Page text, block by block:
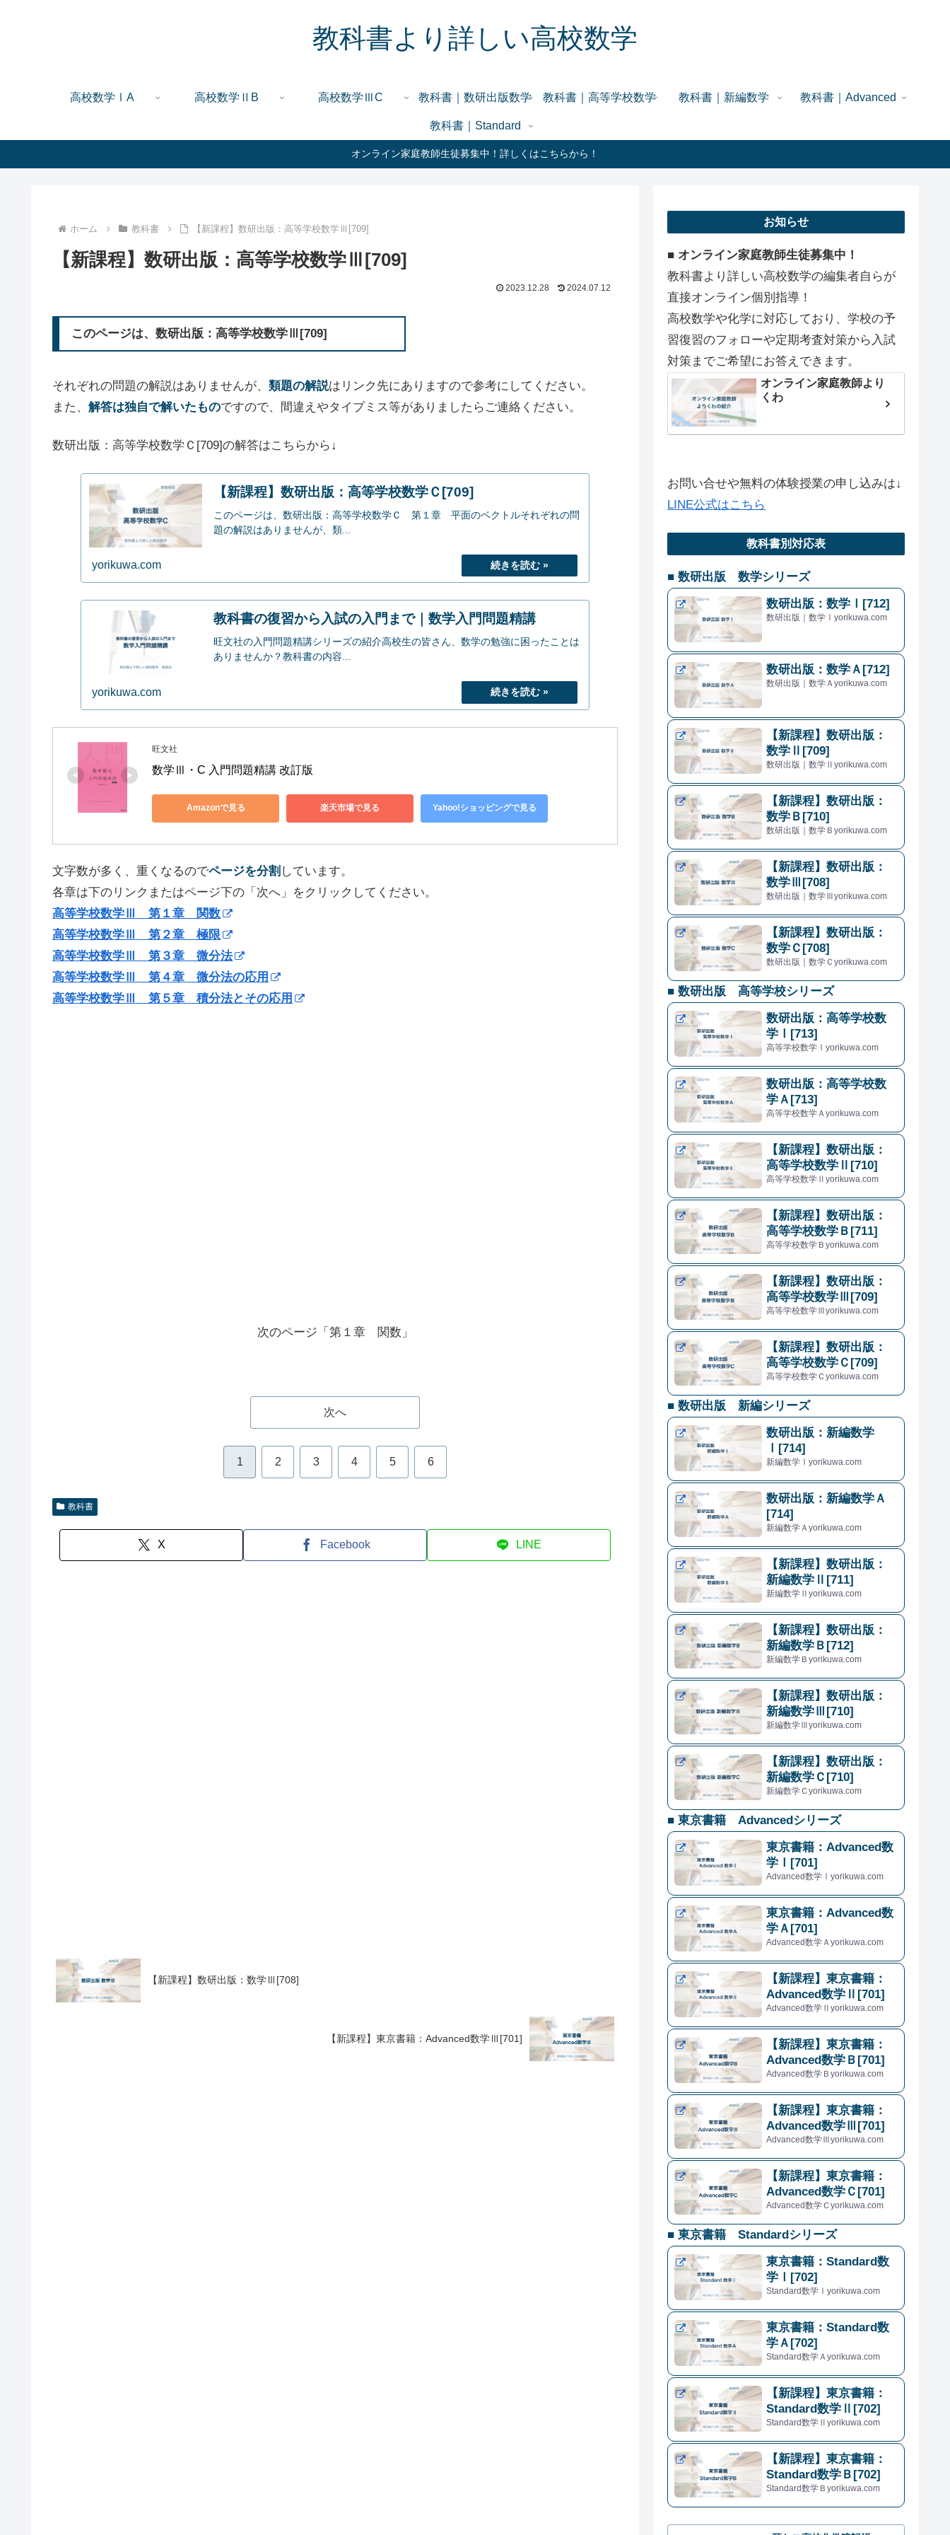
教科書より詳しい高校数学
高校数学ⅠA 高校数学ⅡB 高校数学ⅢC 教科書｜数研出版数学 教科書｜高等学校数学 教科書｜新編数学 教科書｜Advanced
教科書｜Standard
オンライン家庭教師生徒募集中！詳しくはこちらから！
ホーム 教科書 【新課程】数研出版：高等学校数学Ⅲ[709]
【新課程】数研出版：高等学校数学Ⅲ[709]
2023.12.28 2024.07.12
このページは、数研出版：高等学校数学Ⅲ[709]
それぞれの問題の解説はありませんが、 類題の解説はリンク先にありますので参考にしてください。
また、 解答は独自で解いたものですので、間違えやタイプミス等がありましたらご連絡ください。
数研出版：高等学校数学Ｃ[709]の解答はこちらから↓
【新課程】数研出版：高等学校数学Ｃ[709]
このページは、数研出版：高等学校数学Ｃ 第１章 平面のベクトルそれぞれの問
題の解説はありませんが、類...
yorikuwa.com
教科書の復習から入試の入門まで｜数学入門問題精講
旺文社の入門問題精講シリーズの紹介高校生の皆さん、数学の勉強に困ったことは
ありませんか？教科書の内容...
yorikuwa.com
旺文社
数学Ⅲ・C 入門問題精講 改訂版
Amazonで見る 楽天市場で見る Yahoo!ショッピングで見る
文字数が多く、重くなるのでページを分割 しています。
各章は下のリンクまたはページ下の「次へ」をクリックしてください。
高等学校数学Ⅲ 第１章 関数
高等学校数学Ⅲ 第２章 極限
高等学校数学Ⅲ 第３章 微分法
高等学校数学Ⅲ 第４章 微分法の応用
高等学校数学Ⅲ 第５章 積分法とその応用
次のページ「第１章 関数」
次へ
1 2 3 4 5 6
教科書
X Facebook LINE
【新課程】数研出版：数学Ⅲ[708]
【新課程】東京書籍：Advanced数学Ⅲ[701]
お知らせ
■ オンライン家庭教師生徒募集中！
教科書より詳しい高校数学の編集者自らが
直接オンライン個別指導！
高校数学や化学に対応しており、学校の予
習復習のフォローや定期考査対策から入試
対策までご希望にお答えできます。
オンライン家庭教師より
くわ
お問い合せや無料の体験授業の申し込みは↓
LINE公式はこちら
教科書別対応表
■ 数研出版 数学シリーズ
数研出版：数学Ⅰ[712]
数研出版｜数学Ⅰyorikuwa.com
数研出版：数学Ａ[712]
数研出版｜数学Ａyorikuwa.com
【新課程】数研出版：
数学Ⅱ[709]
数研出版｜数学Ⅱyorikuwa.com
【新課程】数研出版：
数学Ｂ[710]
数研出版｜数学Ｂyorikuwa.com
【新課程】数研出版：
数学Ⅲ[708]
数研出版｜数学Ⅲyorikuwa.com
【新課程】数研出版：
数学Ｃ[708]
数研出版｜数学Ｃyorikuwa.com
■ 数研出版 高等学校シリーズ
数研出版：高等学校数
学Ⅰ[713]
高等学校数学Ⅰyorikuwa.com
数研出版：高等学校数
学Ａ[713]
高等学校数学Ａyorikuwa.com
【新課程】数研出版：
高等学校数学Ⅱ[710]
高等学校数学Ⅱyorikuwa.com
【新課程】数研出版：
高等学校数学Ｂ[711]
高等学校数学Ｂyorikuwa.com
【新課程】数研出版：
高等学校数学Ⅲ[709]
高等学校数学Ⅲyorikuwa.com
【新課程】数研出版：
高等学校数学Ｃ[709]
高等学校数学Ｃyorikuwa.com
■ 数研出版 新編シリーズ
数研出版：新編数学
Ⅰ[714]
新編数学Ⅰyorikuwa.com
数研出版：新編数学Ａ
[714]
新編数学Ａyorikuwa.com
【新課程】数研出版：
新編数学Ⅱ[711]
新編数学Ⅱyorikuwa.com
【新課程】数研出版：
新編数学Ｂ[712]
新編数学Ｂyorikuwa.com
【新課程】数研出版：
新編数学Ⅲ[710]
新編数学Ⅲyorikuwa.com
【新課程】数研出版：
新編数学Ｃ[710]
新編数学Ｃyorikuwa.com
■ 東京書籍 Advancedシリーズ
東京書籍：Advanced数
学Ⅰ[701]
Advanced数学Ⅰyorikuwa.com
東京書籍：Advanced数
学Ａ[701]
Advanced数学Ａyorikuwa.com
【新課程】東京書籍：
Advanced数学Ⅱ[701]
Advanced数学Ⅱyorikuwa.com
【新課程】東京書籍：
Advanced数学Ｂ[701]
Advanced数学Ｂyorikuwa.com
【新課程】東京書籍：
Advanced数学Ⅲ[701]
Advanced数学Ⅲyorikuwa.com
【新課程】東京書籍：
Advanced数学Ｃ[701]
Advanced数学Ｃyorikuwa.com
■ 東京書籍 Standardシリーズ
東京書籍：Standard数
学Ⅰ[702]
Standard数学Ⅰyorikuwa.com
東京書籍：Standard数
学Ａ[702]
Standard数学Ａyorikuwa.com
【新課程】東京書籍：
Standard数学Ⅱ[702]
Standard数学Ⅱyorikuwa.com
【新課程】東京書籍：
Standard数学Ｂ[702]
Standard数学Ｂyorikuwa.com